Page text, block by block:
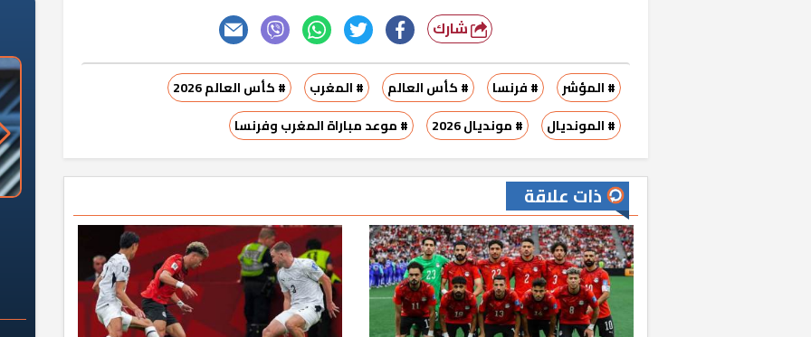
شارك
# المؤشر # فرنسا # كأس العالم # المغرب
# كأس العالم 2026
# المونديال
# مونديال 2026 # موعد مباراة المغرب وفرنسا
ذات علاقة
«وزارة الآثار»: العُثور على 10 توابيت
خشبية بفناء مقبرة "باكي"
سلامة الغذاء: 285 ألف طن صادرات
غذائية في أسبوع